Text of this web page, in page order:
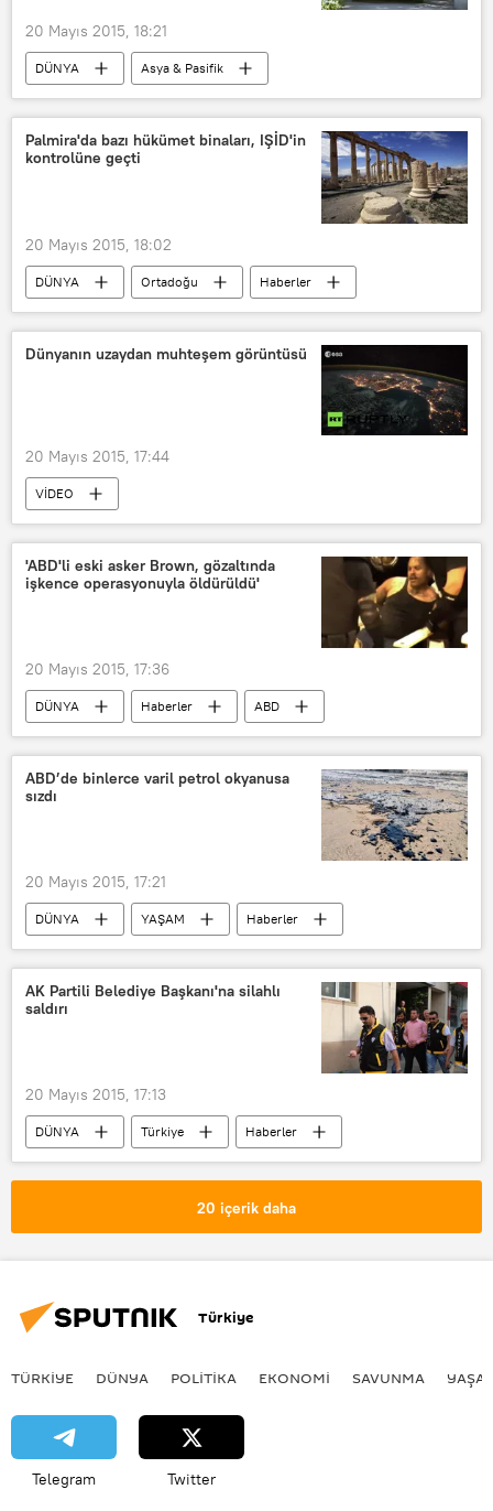
20 Mayıs 2015, 18:21
DÜNYA
Asya & Pasifik
Haberler
Yukarı Karabağ
Azerbaycan
Fransa
Palmira'da bazı hükümet binaları, IŞİD'in
kontrolüne geçti
20 Mayıs 2015, 18:02
DÜNYA Ortadoğu
Haberler
Palmira
Suriye IŞİD
Dünyanın uzaydan muhteşem görüntüsü
20 Mayıs 2015, 17:44
VİDEO
'ABD'li eski asker Brown, gözaltında
işkence operasyonuyla öldürüldü'
20 Mayıs 2015, 17:36
DÜNYA Haberler ABD
ABD’de binlerce varil petrol okyanusa
sızdı
20 Mayıs 2015, 17:21
DÜNYA YAŞAM
Haberler
ABD
Kaliforniya
AK Partili Belediye Başkanı'na silahlı
saldırı
20 Mayıs 2015, 17:13
DÜNYA Türkiye
Haberler
Bursa
AK Parti
20 içerik daha
Türkiye
TÜRKIYE DÜNYA POLİTİKA EKONOMİ SAVUNMA
Telegram Twitter